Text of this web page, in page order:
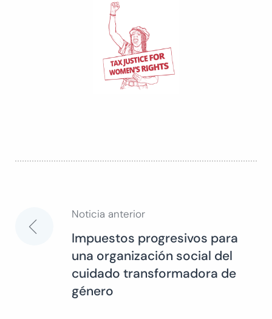
Navegación
entradas
Noticia anterior
Impuestos progresivos para
una organización social del
cuidado transformadora de
género